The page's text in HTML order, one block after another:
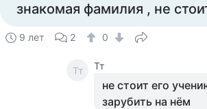
знакомая фамилия , не
9 лет 2 0
Тт Тт
не стоит его
зарубить на нём